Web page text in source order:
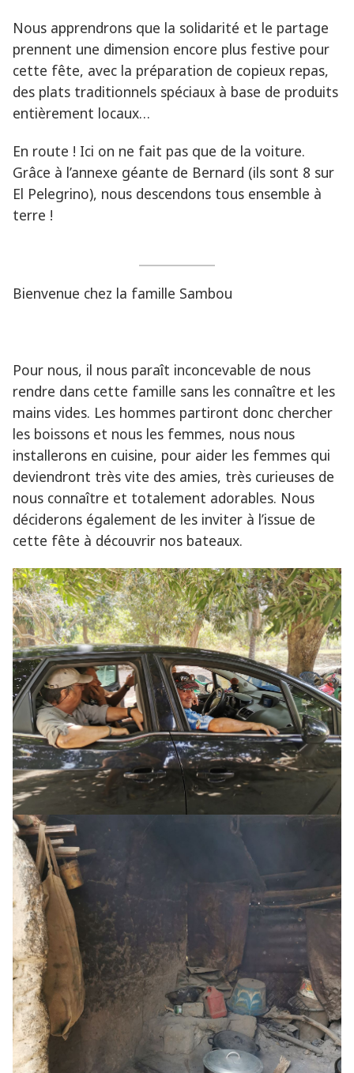
Nous apprendrons que la solidarité et le partage
prennent une dimension encore plus festive pour
cette fête, avec la préparation de copieux repas,
des plats traditionnels spéciaux à base de produits
entièrement locaux…
En route ! Ici on ne fait pas que de la voiture.
Grâce à l’annexe géante de Bernard (ils sont 8 sur
El Pelegrino), nous descendons tous ensemble à
terre !
Bienvenue chez la famille Sambou
Pour nous, il nous paraît inconcevable de nous
rendre dans cette famille sans les connaître et les
mains vides. Les hommes partiront donc chercher
les boissons et nous les femmes, nous nous
installerons en cuisine, pour aider les femmes qui
deviendront très vite des amies, très curieuses de
nous connaître et totalement adorables. Nous
déciderons également de les inviter à l’issue de
cette fête à découvrir nos bateaux.